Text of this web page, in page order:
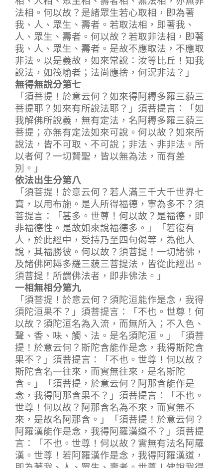
法相。何以故？是諸眾生若心取相，即為著
我、人、眾生、壽者。若取法相，即著我、
人、眾生、壽者。何以故？若取非法相，即著
我、人、眾生、壽者。是故不應取法，不應取
非法。以是義故，如來常說：汝等比丘！知我
說法，如筏喻者；法尚應捨，何況非法？」
無得無說分第七
「須菩提！於意云何？如來得阿耨多羅三藐三
菩提耶？如來有所說法耶？」須菩提言：「如
我解佛所說義，無有定法，名阿耨多羅三藐三
菩提；亦無有定法如來可說。何以故？如來所
說法，皆不可取、不可說；非法、非非法。所
以者何？一切賢聖，皆以無為法，而有差
別。」
依法出生分第八
「須菩提！於意云何？若人滿三千大千世界七
寶，以用布施。是人所得福德，寧為多不？須
菩提言：「甚多。世尊！何以故？是福德，即
非福德性。是故如來說福德多。」「若復有
人，於此經中，受持乃至四句偈等，為他人
說，其福勝彼。何以故？須菩提！一切諸佛，
及諸佛阿耨多羅三藐三菩提法，皆從此經出。
須菩提！所謂佛法者，即非佛法。」
一相無相分第九
「須菩提！於意云何？須陀洹能作是念，我得
須陀洹果不？」須菩提言：「不也。世尊！何
以故？須陀洹名為入流，而無所入；不入色、
聲、香、味、觸、法。是名須陀洹。」「須菩
提！於意云何？斯陀含能作是念，我得斯陀含
果不？」須菩提言：「不也。世尊！何以故？
斯陀含名一往來，而實無往來，是名斯陀
含。」「須菩提，於意云何？阿那含能作是
念，我得阿那含果不？」須菩提言：「不也。
世尊！何以故？阿那含名為不來，而實無不
來，是故名阿那含。」「須菩提！於意云何？
阿羅漢能作是念，我得阿羅漢道不？」須菩提
言：「不也。世尊！何以故？實無有法名阿羅
漢。世尊！若阿羅漢作是念，我得阿羅漢道，